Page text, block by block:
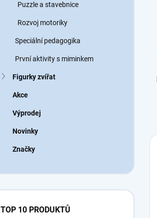
Puzzle a stavebnice
Rozvoj motoriky
Speciální pedagogika
První aktivity s miminkem
Figurky zvířat
Akce
Výprodej
Novinky
Značky
TOP 10 PRODUKTŮ